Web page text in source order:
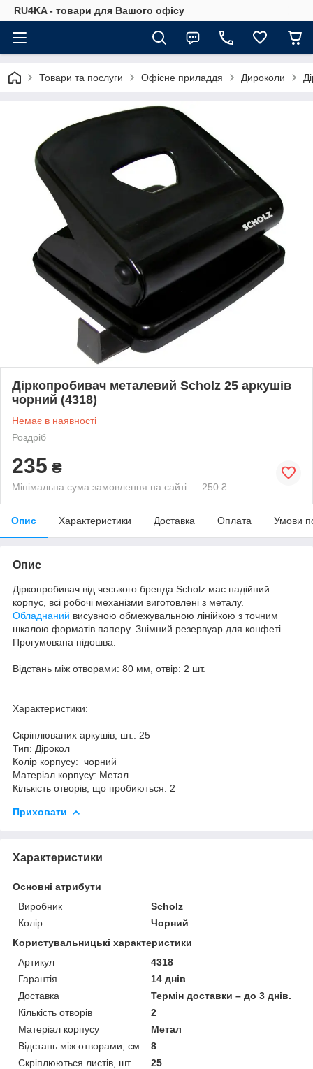
RU4KA - товари для Вашого офісу
Товари та послуги Офісне приладдя Дироколи
Діркопробивач металевий Scholz 25 аркушів
чорний (4318)
Немає в наявності
Роздріб
235 ₴
Мінімальна сума замовлення на сайті — 250 ₴
Опис Характеристики Доставка Оплата Умови
Опис
Діркопробивач від чеського бренда Scholz має надійний
корпус, всі робочі механізми виготовлені з металу.
Обладнаний висувною обмежувальною лінійкою з точним
шкалою форматів паперу. Знімний резервуар для конфеті.
Прогумована підошва.
Відстань між отворами: 80 мм, отвір: 2 шт.
Характеристики:
Скріплюваних аркушів, шт.: 25
Тип: Дірокол
Колір корпусу: чорний
Матеріал корпусу: Метал
Кількість отворів, що пробиються: 2
Приховати
Характеристики
Основні атрибути
Виробник
Scholz
Колір
Чорний
Користувальницькі характеристики
Артикул
4318
Гарантія
14 днів
Доставка
Термін доставки – до 3 днів.
Кількість отворів
2
Матеріал корпусу
Метал
Відстань між отворами, см
8
Скріплюються листів, шт
25